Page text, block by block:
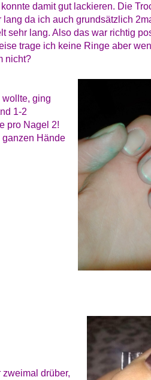
damit gut lackieren. Die
da ich auch grundsätzlich
sehr lang. Also das war richtig
trage ich keine Ringe aber
nicht?
ging
1-2
pro Nagel 2!
ganzen Hände
drüber,